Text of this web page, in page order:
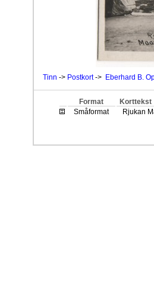
Tinn -> Postkort-> Eberhard B.
Format
Korttekst
Småformat
Rjukan